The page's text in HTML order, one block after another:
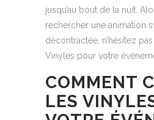
jusqu’au bout de la nuit.
rechercher une animation
décontractée, n’hésitez
Vinyles pour votre
COMMENT
LES